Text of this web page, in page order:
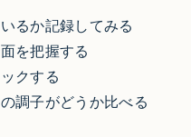
るか記録してみる
を把握する
クする
調子がどうか比べる